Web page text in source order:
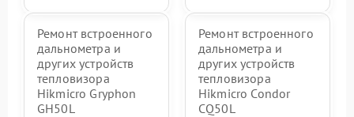
Ремонт встроенного
дальнометра и
других устройств
тепловизора
Hikmicro Gryphon
GH50L
Ремонт встроенного
дальнометра и
других устройств
тепловизора
Hikmicro Condor
CQ50L